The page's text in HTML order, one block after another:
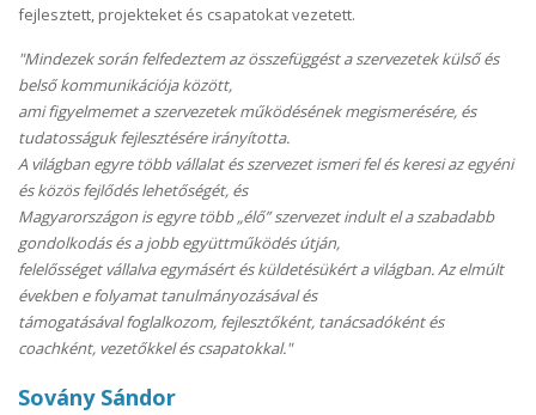
fejlesztett, projekteket és csapatokat vezetett.
"Mindezek során felfedeztem az összefüggést a szervezetek külső és
belső kommunikációja között,
ami figyelmemet a szervezetek működésének megismerésére, és
tudatosságuk fejlesztésére irányította.
A világban egyre több vállalat és szervezet ismeri fel és keresi az egyéni
és közös fejlődés lehetőségét, és
Magyarországon is egyre több „élő” szervezet indult el a szabadabb
gondolkodás és a jobb együttműködés útján,
felelősséget vállalva egymásért és küldetésükért a világban. Az elmúlt
években e folyamat tanulmányozásával és
támogatásával foglalkozom, fejlesztőként, tanácsadóként és
coachként, vezetőkkel és csapatokkal."
Sovány Sándor